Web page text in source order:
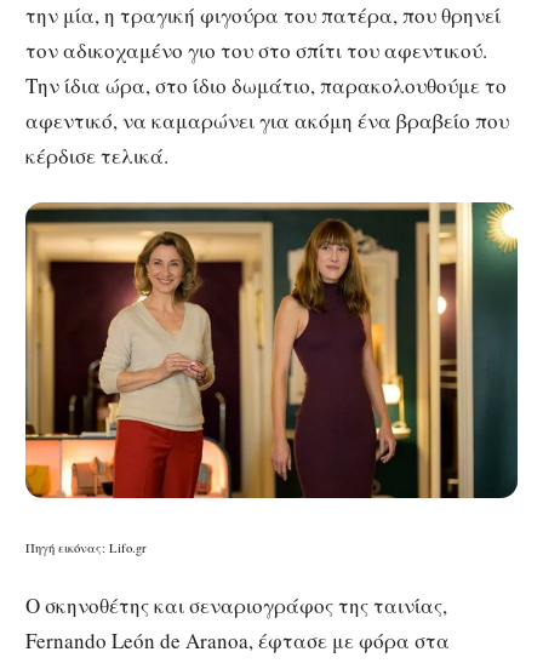
την μία, η τραγική φιγούρα του πατέρα, που θρηνεί
τον αδικοχαμένο γιο του στο σπίτι του αφεντικού.
Την ίδια ώρα, στο ίδιο δωμάτιο, παρακολουθούμε το
αφεντικό, να καμαρώνει για ακόμη ένα βραβείο που
κέρδισε τελικά.
Πηγή εικόνας: Lifo.gr
Ο σκηνοθέτης και σεναριογράφος της ταινίας,
Fernando León de Aranoa, έφτασε με φόρα στα